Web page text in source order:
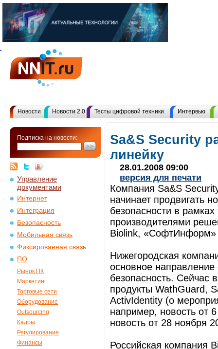
Новости Новости 2.0 Тесты цифровой техники Интервью
Подписка на новости:
Управление
документами
Интернет
Интеграция
Безопасность
Мобильная связь
Фиксированная связь
ПО
Рынок ПК
Маркетинг
Торговые сети
Оборудование
Outsourcing
Кадры
Регулирование
Финансы
Sa&S Security
линейку
28.01.2008 09:00
версия для печати
Компания Sa&S
начинает продвигать
безопасности в
производителями
Biolink, «СофтИнформ»
Нижегородская
основное
безопасность. Сейчас
продукты WathGuard,
ActivIdentity (о
например, новость от
новость от 28 ноября
Российская компания